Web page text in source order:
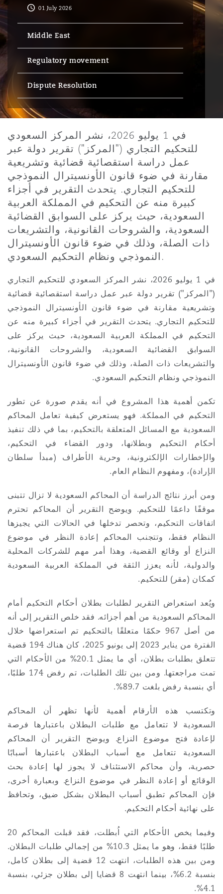
Emergency Response & Crisis
Management
Finance & Leasing
Fleet Procurement
Insurance Coverage
MRO (Maintenance, Repair &
Non-Contentious
Regulatory
Satellite & Space
Data Protection & Privacy
Employment, Pensions &
Finance
Intellectual Property
Technology, Outsourcing &
Marine & Trade
Employers' & Public Liability
Energy
Financial Institutions,
Officers
Healthcare
Insurance Coverage
Marine
Political Risk & Trade Credit
Product Liability & Recall
Property
Reinsurance
Specialty
& Construction
Public Procurement
& Investigations
Fraud & White-Collar Crime
Professional Services
Safety, Security, Health &
Eco Audit
Kong
Lumpur
Delhi
Paulo
City
Vegas
Angeles
Jersey
York
Northwest Indiana
County
Francisco
St Stephens Green House
G1 Building
The St Botolph Building
2 New Bailey
01 July 2026
Middle East
Regulatory movement
Dispute Resolution
في 1 يوليو 2026، نشر المركز السعودي
للتحكيم التجاري ("المركز") تقرير دولة عبر
عمل دراسة استقصائية قضائية وتشريعية
مقارنة في ضوء قانون الأونسيترال النموذجي
للتحكيم التجاري. يتحدث التقرير في أجزاء
كبيرة منه عن التحكيم في المملكة العربية
السعودية، حيث يركز على السوابق القضائية
السعودية، والشروحات القانونية، والتشريعات
ذات الصلة، وذلك في ضوء قانون الأونسيترال
النموذجي ونظام التحكيم السعودي.
في 1 يوليو 2026، نشر المركز السعودي للتحكيم التجاري
("المركز") تقرير دولة عبر عمل دراسة استقصائية قضائية
وتشريعية مقارنة في ضوء قانون الأونسيترال النموذجي
للتحكيم التجاري. يتحدث التقرير في أجزاء كبيرة منه عن
التحكيم في المملكة العربية السعودية، حيث يركز على
السوابق القضائية السعودية، والشروحات القانونية،
والتشريعات ذات الصلة، وذلك في ضوء قانون الأونسيترال
النموذجي ونظام التحكيم السعودي.
تكمن أهمية هذا المشروع في أنه يقدم صورة عن تطور
التحكيم في المملكة. فهو يستعرض كيفية تعامل المحاكم
السعودية مع المسائل المتعلقة بالتحكيم، بما في ذلك تنفيذ
أحكام التحكيم وبطلانها، ودور القضاء في التحكيم،
والإخطارات الإلكترونية، وحرية الأطراف (مبدأ سلطان
الإرادة)، ومفهوم النظام العام.
ومن أبرز نتائج الدراسة أن المحاكم السعودية لا تزال تتبنى
موقفًا داعمًا للتحكيم. ويوضح التقرير أن المحاكم تحترم
اتفاقات التحكيم، وتحصر تدخلها في الحالات التي يجيزها
النظام فقط، وتتجنب المحاكم إعادة النظر في موضوع
النزاع أو وقائع القضية، وهذا أمر مهم للشركات المحلية
والدولية، لأنه يعزز الثقة في المملكة العربية السعودية
كمكان (مقر) للتحكيم.
ويُعد استعراض التقرير لطلبات بطلان أحكام التحكيم أمام
المحاكم السعودية من أهم أجزائه. فقد خلص التقرير إلى أنه
من أصل 967 حكمًا متعلقًا بالتحكيم تم استعراضها خلال
الفترة من يناير 2023 إلى يونيو 2025، كان هناك 194 قضية
تتعلق بطلبات بطلان، أي ما يمثل 20.1% من الأحكام التي
تمت مراجعتها. ومن بين تلك الطلبات، تم رفض 174 طلبًا،
أي بنسبة رفض بلغت 89.7%.
وتكتسب هذه الأرقام أهمية لأنها تظهر أن المحاكم
السعودية لا تتعامل مع طلبات البطلان باعتبارها فرصة
لإعادة فتح موضوع النزاع. ويوضح التقرير أن المحاكم
السعودية تتعامل مع أسباب البطلان باعتبارها أسبابًا
حصرية، وأن محاكم الاستئناف لا يجوز لها إعادة بحث
الوقائع أو إعادة النظر في موضوع النزاع. وبعبارة أخرى،
فإن المحاكم تطبق أسباب البطلان بشكل ضيق، وتحافظ
على نهائية أحكام التحكيم.
وفيما يخص الأحكام التي اُبطلت، فقد قبلت المحاكم 20
طلبًا فقط، وهو ما يمثل 10.3% من إجمالي طلبات البطلان.
ومن بين هذه الطلبات، انتهت 12 قضية إلى بطلان كامل،
بنسبة 6.2%، بينما انتهت 8 قضايا إلى بطلان جزئي، بنسبة
4.1%.